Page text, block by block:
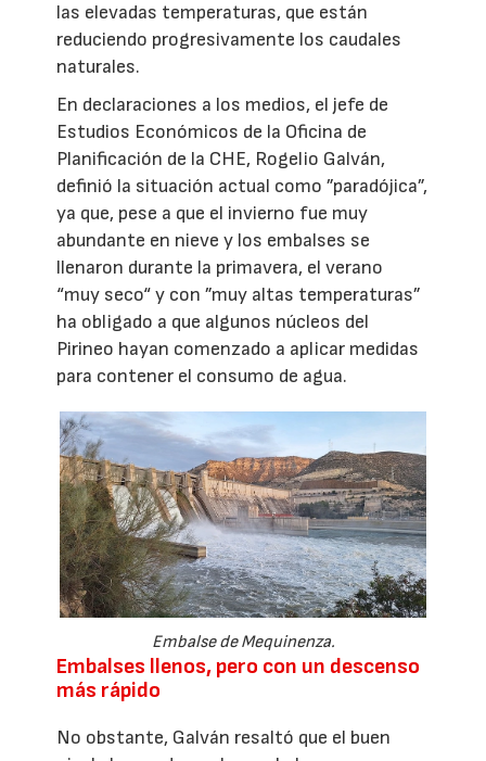
las elevadas temperaturas, que están
reduciendo progresivamente los caudales
naturales.
En declaraciones a los medios, el jefe de
Estudios Económicos de la Oficina de
Planificación de la CHE, Rogelio Galván,
definió la situación actual como ”paradójica”,
ya que, pese a que el invierno fue muy
abundante en nieve y los embalses se
llenaron durante la primavera, el verano
“muy seco“ y con ”muy altas temperaturas”
ha obligado a que algunos núcleos del
Pirineo hayan comenzado a aplicar medidas
para contener el consumo de agua.
Embalse de Mequinenza.
Embalses llenos, pero con un descenso
más rápido
No obstante, Galván resaltó que el buen